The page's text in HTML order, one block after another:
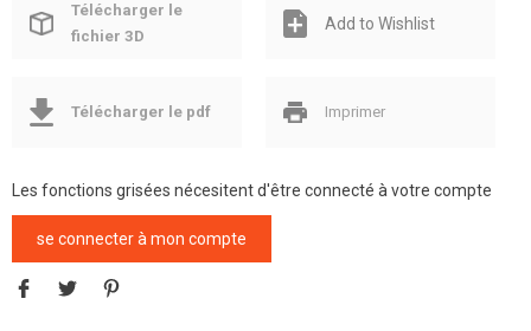
Télécharger le
fichier 3D
Add to Wishlist
Télécharger le pdf Imprimer
Les fonctions grisées nécesitent d'être connecté à votre compte
se connecter à mon compte